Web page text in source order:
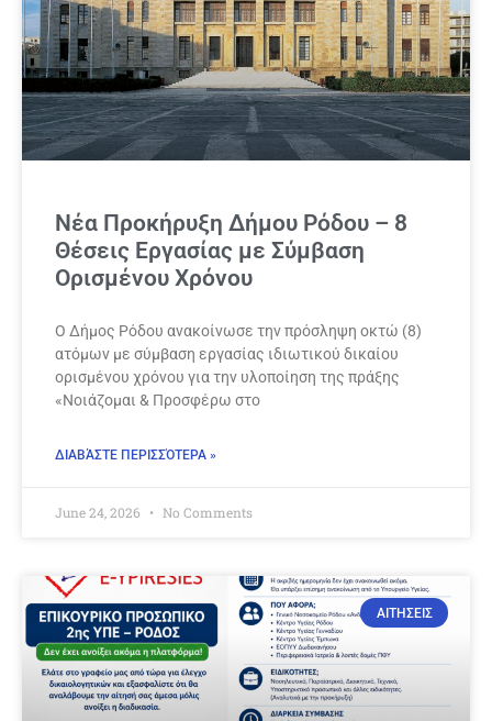
Νέα Προκήρυξη Δήμου Ρόδου – 8
Θέσεις Εργασίας με Σύμβαση
Ορισμένου Χρόνου
Ο Δήμος Ρόδου ανακοίνωσε την πρόσληψη οκτώ (8)
ατόμων με σύμβαση εργασίας ιδιωτικού δικαίου
ορισμένου χρόνου για την υλοποίηση της πράξης
«Νοιάζομαι & Προσφέρω στο
ΔΙΑΒΆΣΤΕ ΠΕΡΙΣΣΌΤΕΡΑ »
June 24, 2026 No Comments
ΑΙΤΗΣΕΙΣ